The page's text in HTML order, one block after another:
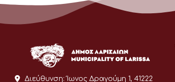
Διεύθυνση: Ίωνος Δραγούμη 1, 41222